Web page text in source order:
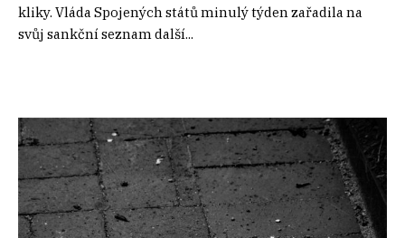
kliky. Vláda Spojených států minulý týden zařadila na
svůj sankční seznam další...